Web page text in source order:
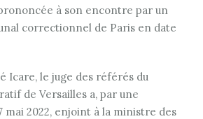
à son encontre par un
correctionnel de Paris en date
Icare, le juge des référés du
de Versailles a, par une
mai 2022, enjoint à la ministre des